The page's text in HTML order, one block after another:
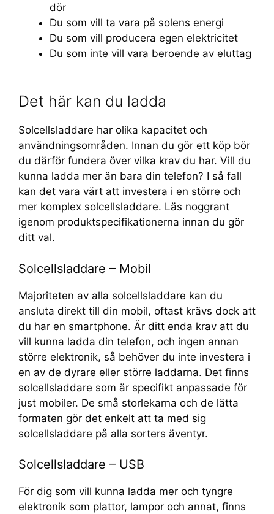
dör
Du som vill ta vara på solens energi
Du som vill producera egen elektricitet
Du som inte vill vara beroende av eluttag
Det här kan du ladda
Solcellsladdare har olika kapacitet och
användningsområden. Innan du gör ett köp bör
du därför fundera över vilka krav du har. Vill du
kunna ladda mer än bara din telefon? I så fall
kan det vara värt att investera i en större och
mer komplex solcellsladdare. Läs noggrant
igenom produktspecifikationerna innan du gör
ditt val.
Solcellsladdare – Mobil
Majoriteten av alla solcellsladdare kan du
ansluta direkt till din mobil, oftast krävs dock att
du har en smartphone. Är ditt enda krav att du
vill kunna ladda din telefon, och ingen annan
större elektronik, så behöver du inte investera i
en av de dyrare eller större laddarna. Det finns
solcellsladdare som är specifikt anpassade för
just mobiler. De små storlekarna och de lätta
formaten gör det enkelt att ta med sig
solcellsladdare på alla sorters äventyr.
Solcellsladdare – USB
För dig som vill kunna ladda mer och tyngre
elektronik som plattor, lampor och annat, finns